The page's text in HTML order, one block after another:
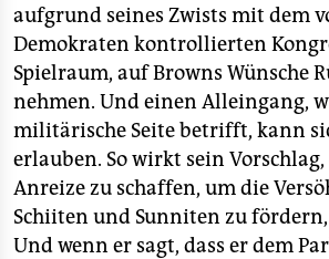
aufgrund seines Zwists mit dem
Demokraten kontrollierten
Spielraum, auf Browns Wünsche
nehmen. Und einen Alleingang,
militärische Seite betrifft, kann
erlauben. So wirkt sein
Anreize zu schaffen, um die
Schiiten und Sunniten zu
Und wenn er sagt, dass er dem